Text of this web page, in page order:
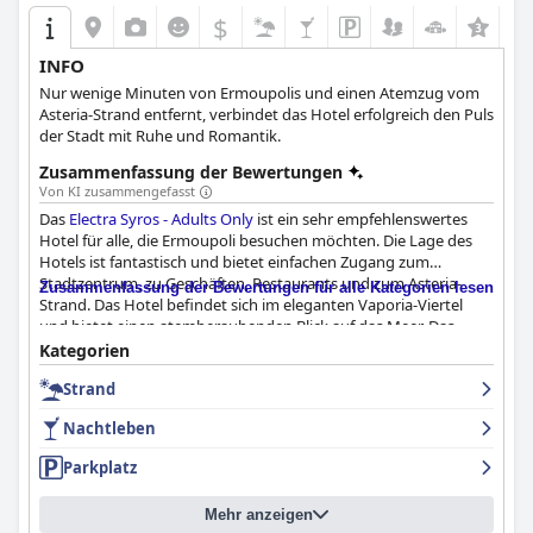
$
INFO
Nur wenige Minuten von Ermoupolis und einen Atemzug vom
Asteria-Strand entfernt, verbindet das Hotel erfolgreich den Puls
der Stadt mit Ruhe und Romantik.
Zusammenfassung der Bewertungen
Von KI zusammengefasst
Das Electra Syros - Adults Only ist ein sehr empfehlenswertes
Hotel für alle, die Ermoupoli besuchen möchten. Die Lage des
Hotels ist fantastisch und bietet einfachen Zugang zum
Stadtzentrum, zu Geschäften, Restaurants und zum Asteria-
Strand. Das Hotel befindet sich im eleganten Vaporia-Viertel
und bietet einen atemberaubenden Blick auf das Meer. Das
Frühstück ist ausgezeichnet, wobei die hausgemachten Kuchen
und Quiches ein besonderes Highlight sind. Auch die
Dachterrasse, auf der das Frühstück serviert wird, wird sehr
gelobt. Die Zimmer des Hotels sind wunderschön und stilvoll,
bieten einen tollen Blick auf das Meer und sind
außergewöhnlich sauber und gemütlich. Das Personal ist super
freundlich, umwerfend und aufmerksam, immer bereit, Tipps
und Empfehlungen zu geben. Die erstklassige Lage des Hotels,
nur wenige Schritte vom Asteria Beach entfernt, ist ein
Zusammenfassung der Bewertungen für alle Kategorien lesen
Kategorien
Strand
Nachtleben
Parkplatz
Mehr anzeigen